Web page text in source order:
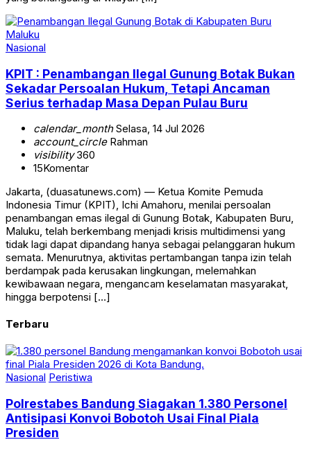
Nasional
KPIT : Penambangan Ilegal Gunung Botak Bukan
Sekadar Persoalan Hukum, Tetapi Ancaman
Serius terhadap Masa Depan Pulau Buru
calendar_monthSelasa, 14 Jul 2026
account_circleRahman
visibility360
15Komentar
Jakarta, (duasatunews.com) — Ketua Komite Pemuda
Indonesia Timur (KPIT), Ichi Amahoru, menilai persoalan
penambangan emas ilegal di Gunung Botak, Kabupaten Buru,
Maluku, telah berkembang menjadi krisis multidimensi yang
tidak lagi dapat dipandang hanya sebagai pelanggaran hukum
semata. Menurutnya, aktivitas pertambangan tanpa izin telah
berdampak pada kerusakan lingkungan, melemahkan
kewibawaan negara, mengancam keselamatan masyarakat,
hingga berpotensi […]
Terbaru
Nasional Peristiwa
Polrestabes Bandung Siagakan 1.380 Personel
Antisipasi Konvoi Bobotoh Usai Final Piala
Presiden